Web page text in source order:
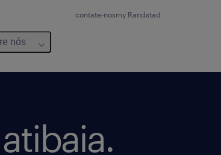
contate-nosmy Randstad
nós